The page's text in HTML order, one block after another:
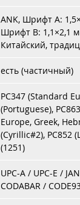
ANK, Шрифт A:
Шрифт B: 1,1×2,1
Китайский,
есть (частичный)
PC347 (Standard
(Portuguese),
Europe, Greek,
(Cyrillic#2), PC852
(1251)
UPC-A / UPC-E /
CODABAR /